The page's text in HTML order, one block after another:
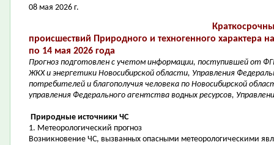
08 мая 2026 г.
происшествий Природного и техногенного характера
по 14 мая 2026 года
Прогноз подготовлен с учетом информации, поступившей от
ЖКХ и энергетики Новосибирской области, Управления
потребителей и благополучия человека по Новосибирской
управления Федерального агентства водных ресурсов,
Природные источники ЧС
1. Метеорологический прогноз
Возникновение ЧС, вызванных опасными метеорологическими